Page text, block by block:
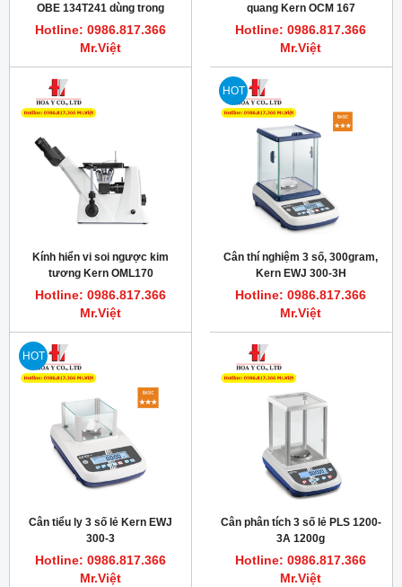
OBE 134T241 dùng trong
trường học
Hotline: 0986.817.366
Mr.Việt
quang Kern OCM 167
Hotline: 0986.817.366
Mr.Việt
Kính hiển vi soi ngược kim
tương Kern OML170
Hotline: 0986.817.366
Mr.Việt
HOT
Cân thí nghiệm 3 số, 300gram,
Kern EWJ 300-3H
Hotline: 0986.817.366
Mr.Việt
HOT
Cân tiểu ly 3 số lẻ Kern EWJ
300-3
Hotline: 0986.817.366
Mr.Việt
Cân phân tích 3 số lẻ PLS 1200-
3A 1200g
Hotline: 0986.817.366
Mr.Việt